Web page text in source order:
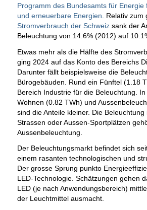
Programm des Bundesamts für Energie
und erneuerbare Energien.
Relativ zum
Stromverbrauch der Schweizsank der
Beleuchtung von 14.6% (2012) auf
Etwas mehr als die Hälfte des
ging 2024 auf das Konto des Bereichs
Darunter fällt beispielsweise die
Bürogebäuden. Rund ein Fünftel (1.18
Bereich Industrie für die Beleuchtung.
Wohnen (0.82 TWh) und
sind die Anteile kleiner. Die Beleuchtung
Strassen oder Aussen-Sportplätzen
Aussenbeleuchtung.
Der Beleuchtungsmarkt befindet sich
einem rasanten technologischen und
Der grosse Sprung punkto
LED-Technologie. Schätzungen gehen
LED (je nach Anwendungsbereich)
der Leuchtmittel ausmacht.